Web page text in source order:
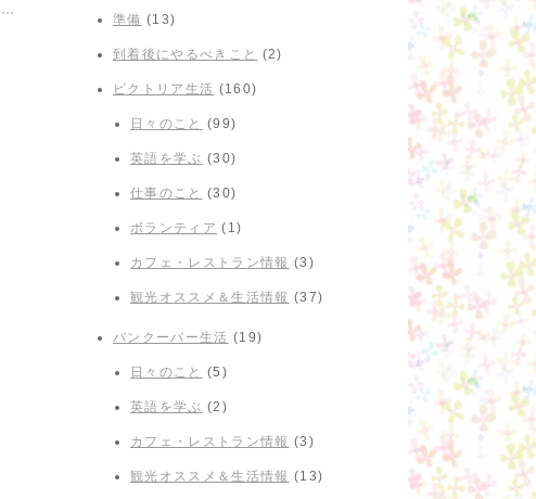
準備 (13)
到着後にやるべきこと (2)
ビクトリア生活 (160)
日々のこと (99)
英語を学ぶ (30)
仕事のこと (30)
ボランティア (1)
カフェ・レストラン情報 (3)
観光オススメ＆生活情報 (37)
バンクーバー生活 (19)
日々のこと (5)
英語を学ぶ (2)
カフェ・レストラン情報 (3)
観光オススメ＆生活情報 (13)